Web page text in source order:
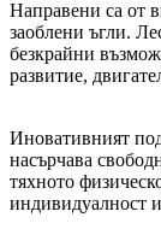
Направени са от
заоблени ъгли.
безкрайни
развитие,
Иновативният
насърчава
тяхното
индивидуалност